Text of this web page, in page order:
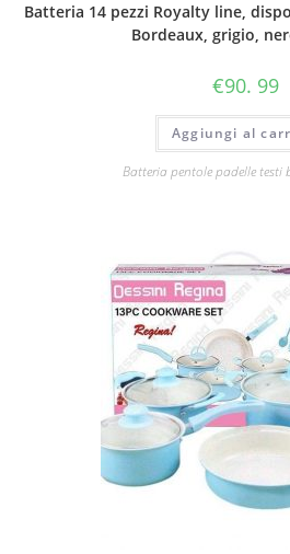
Batteria 14 pezzi Royalty line,
Bordeaux, grigio,
€90. 99
Aggiungi al
Batteria pentole padelle testi